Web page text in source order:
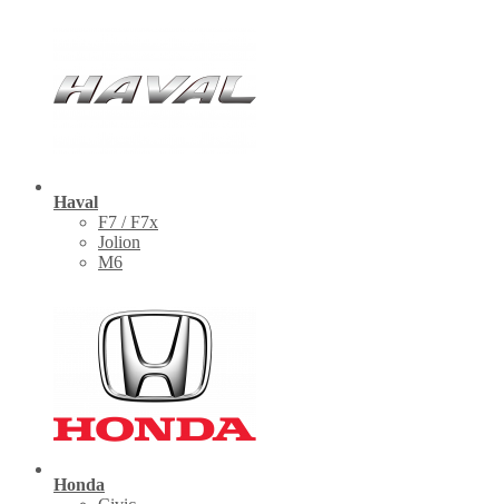
Haval
F7 / F7x
Jolion
M6
Honda